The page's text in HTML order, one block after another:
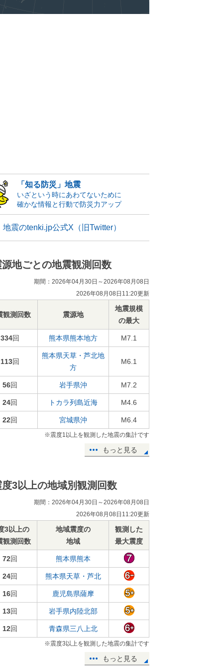
「知る防災」地震
いざという時にあわてないために
確かな情報と行動で防災力アップ
地震のtenki.jp公式X（旧Twitter）
源地ごとの地震観測回数
期間：2026年04月30日～2026年08月08日
2026年08月08日11:20更新
観測回数 震源地
地震規模
の最大
334回 熊本県熊本地方 M7.1
113回
熊本県天草・芦北地
方
M6.1
56回 岩手県沖 M7.2
24回 トカラ列島近海 M4.6
22回 宮城県沖 M6.4
※震度1以上を観測した地震の集計です
もっと見る
度3以上の地域別観測回数
期間：2026年04月30日～2026年08月08日
2026年08月08日11:20更新
3以上の
観測回数
地域震度の
地域
観測した
最大震度
72回 熊本県熊本
24回 熊本県天草・芦北
16回 鹿児島県薩摩
13回 岩手県内陸北部
12回 青森県三八上北
※震度3以上を観測した地震の集計です
もっと見る